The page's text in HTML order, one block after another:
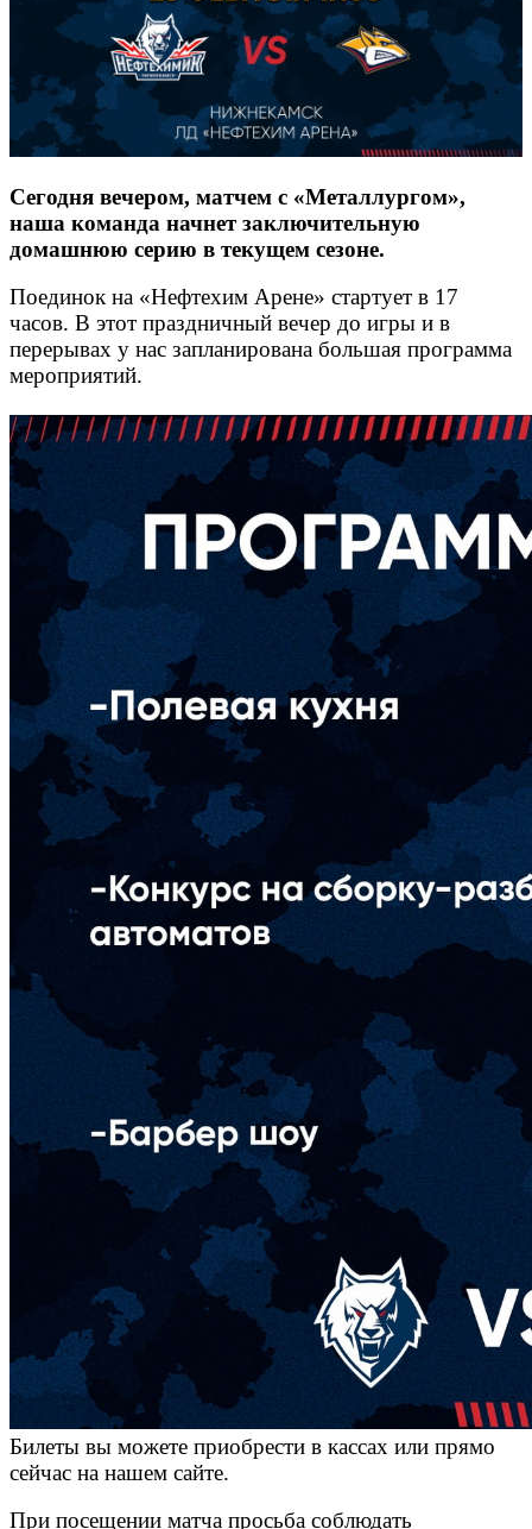
Сегодня вечером, матчем с «Металлургом»,
наша команда начнет заключительную
домашнюю серию в текущем сезоне.
Поединок на «Нефтехим Арене» стартует в 17
часов. В этот праздничный вечер до игры и в
перерывах у нас запланирована большая программа
мероприятий.
Билеты вы можете приобрести в кассах или прямо
сейчас на нашем сайте.
При посещении матча просьба соблюдать